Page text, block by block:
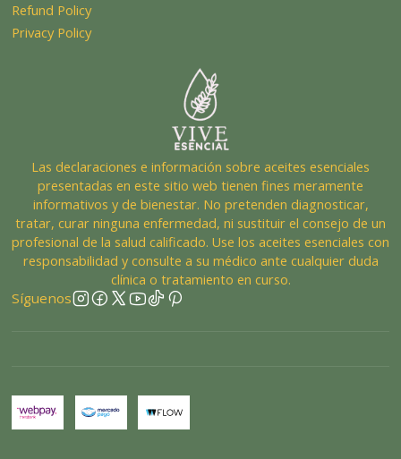
Refund Policy
Privacy Policy
Las declaraciones e información sobre aceites esenciales
presentadas en este sitio web tienen fines meramente
informativos y de bienestar. No pretenden diagnosticar,
tratar, curar ninguna enfermedad, ni sustituir el consejo de un
profesional de la salud calificado. Use los aceites esenciales con
responsabilidad y consulte a su médico ante cualquier duda
clínica o tratamiento en curso.
Síguenos